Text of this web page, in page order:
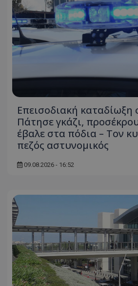
Επεισοδιακή καταδίωξη
Πάτησε γκάζι,
έβαλε στα πόδια – Τον
πεζός αστυνομικός
09.08.2026 - 16:52